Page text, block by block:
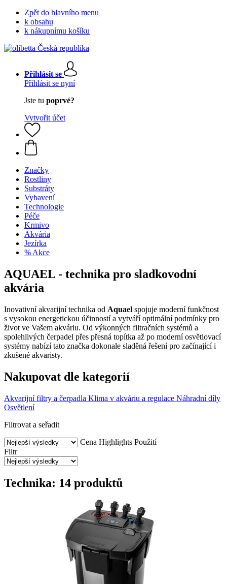
Zpět do hlavního menu
k obsahu
k nákupnímu košíku
Přihlásit se
Přihlásit se nyní
Jste tu poprvé?
Vytvořit účet
Značky
Rostliny
Substráty
Vybavení
Technologie
Péče
Krmivo
Akvária
Jezírka
% Akce
AQUAEL - technika pro sladkovodní
akvária
Inovativní akvarijní technika od Aquael spojuje moderní funkčnost
s vysokou energetickou účinností a vytváří optimální podmínky pro
život ve Vašem akváriu. Od výkonných filtračních systémů a
spolehlivých čerpadel přes přesná topítka až po moderní osvětlovací
systémy nabízí tato značka dokonale sladěná řešení pro začínající i
zkušené akvaristy.
Nakupovat dle kategorií
Akvarijní filtry a čerpadla Klima v akváriu a regulace Náhradní díly
Osvětlení
Filtrovat a seřadit
Cena Highlights Použití
Filtr
Technika: 14 produktů